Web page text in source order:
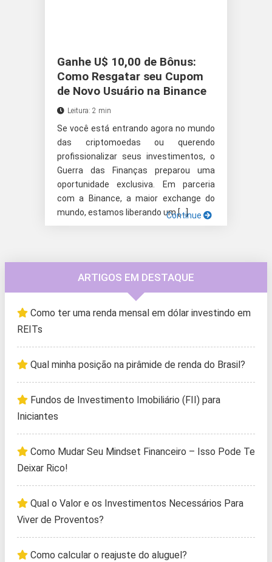
Ganhe U$ 10,00 de Bônus:
Como Resgatar seu Cupom
de Novo Usuário na Binance
Leitura: 2 min
Se você está entrando agora no mundo
das criptomoedas ou querendo
profissionalizar seus investimentos, o
Guerra das Finanças preparou uma
oportunidade exclusiva. Em parceria
com a Binance, a maior exchange do
mundo, estamos liberando um […]
Continue
ARTIGOS EM DESTAQUE
Como ter uma renda mensal em dólar investindo em
REITs
Qual minha posição na pirâmide de renda do Brasil?
Fundos de Investimento Imobiliário (FII) para
Iniciantes
Como Mudar Seu Mindset Financeiro – Isso Pode Te
Deixar Rico!
Qual o Valor e os Investimentos Necessários Para
Viver de Proventos?
Como calcular o reajuste do aluguel?